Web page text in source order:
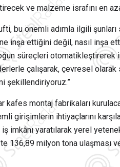
ve malzeme israfını en
bu önemli adımla ilgili
ne inşa ettiğini değil, nasıl inşa
süreçleri otomatikleştirerek
çalışarak, çevresel
şekillendiriyoruz.”
kafes montaj fabrikaları
girişimlerin ihtiyaçlarını
imkânı yaratılarak yerel
136,89 milyon tona ulaşması